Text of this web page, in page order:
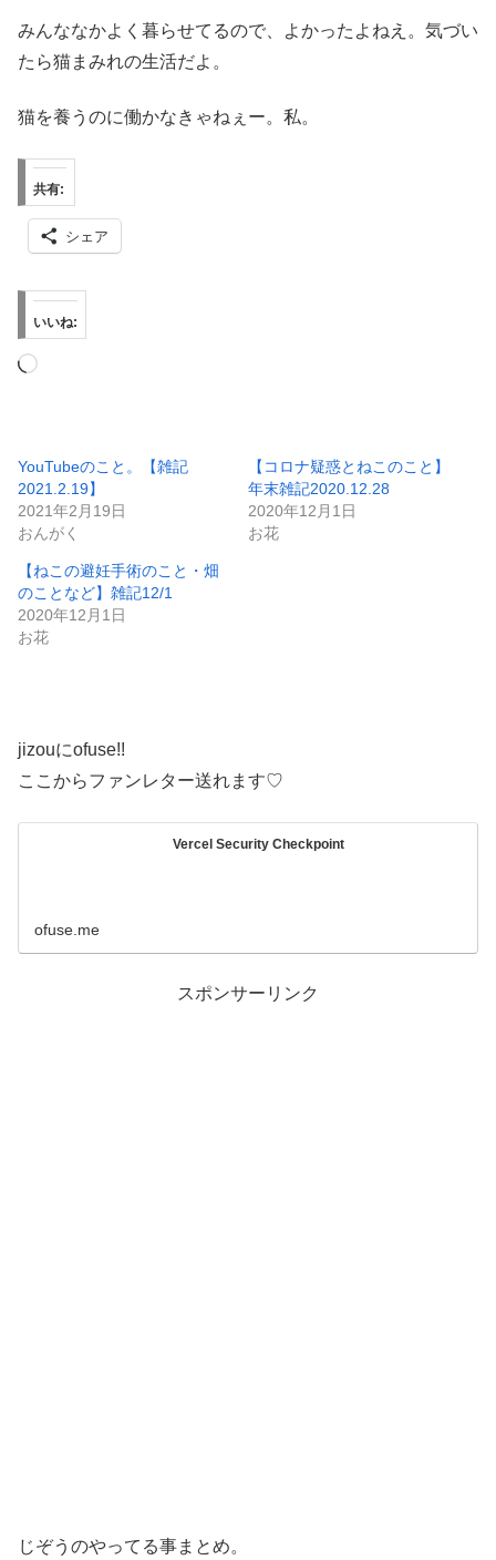
みんななかよく暮らせてるので、よかったよねえ。気づい
たら猫まみれの生活だよ。
猫を養うのに働かなきゃねぇー。私。
共有:
シェア
いいね:
読
み
中…
YouTubeのこと。【雑記
2021.2.19】
2021年2月19日
おんがく
【コロナ疑惑とねこのこと】
年末雑記2020.12.28
2020年12月1日
お花
【ねこの避妊手術のこと・畑
のことなど】雑記12/1
2020年12月1日
お花
jizouにofuse!!
ここからファンレター送れます♡
Vercel Security Checkpoint
ofuse.me
スポンサーリンク
じぞうのやってる事まとめ。